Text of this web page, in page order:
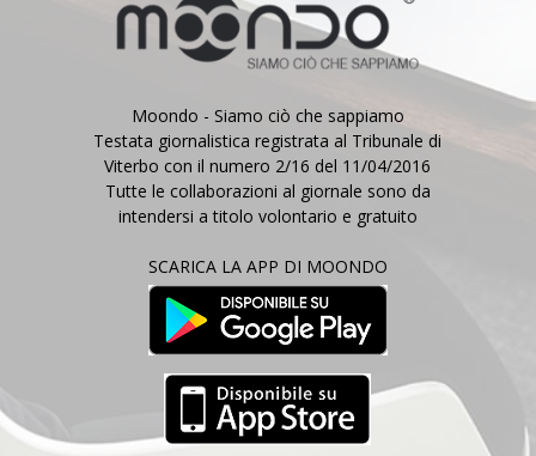
Moondo - Siamo ciò che sappiamo
Testata giornalistica registrata al Tribunale di
Viterbo con il numero 2/16 del 11/04/2016
Tutte le collaborazioni al giornale sono da
intendersi a titolo volontario e gratuito
SCARICA LA APP DI MOONDO